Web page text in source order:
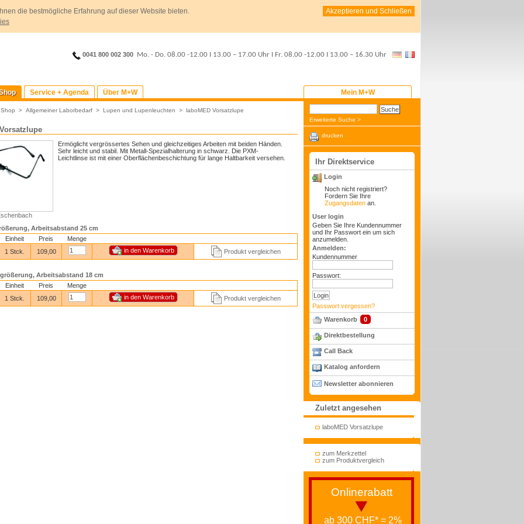
die bestmögliche Erfahrung auf dieser Website bieten.
Akzeptieren und Schließen
0041 800 002 300 Mo. - Do. 08.00 -12.00 I 13.00 – 17.00 Uhr I Fr. 08.00 -12.00 I 13.00 – 16.30 Uhr
Service + Agenda Über M+W Mein M+W
Shop > Allgemeiner Laborbedarf > Lupen und Lupenleuchten > laboMED Vorsatzlupe
Ermöglicht vergrössertes Sehen und gleichzeitiges Arbeiten mit beiden Händen.
Sehr leicht und stabil. Mit Metall-Spezialhalterung in schwarz. Die PXM-
Leichtlinse ist mit einer Oberflächenbeschichtung für lange Haltbarkeit versehen.
Arbeitsabstand 25 cm
Einheit
Preis
Menge
1 Stck.
109,00 Produkt vergleichen
Arbeitsabstand 18 cm
Einheit
Preis
Menge
1 Stck.
109,00 Produkt vergleichen
Erweiterte Suche >
drucken
Ihr Direktservice
Login
Noch nicht registriert?
Fordern Sie Ihre
Zugangsdaten an.
User login
Geben Sie Ihre Kundennummer
und Ihr Passwort ein um sich
anzumelden.
Anmelden:
Kundennummer
Passwort:
Passwort vergessen?
Warenkorb
0
Direktbestellung
Call Back
Katalog anfordern
Newsletter abonnieren
Zuletzt angesehen
laboMED Vorsatzlupe
zum Merkzettel
zum Produktvergleich
Onlinerabatt
ab 300 CHF* = 2%